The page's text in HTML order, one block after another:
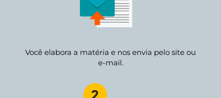
Você elabora a matéria e nos envia pelo site ou
e-mail.